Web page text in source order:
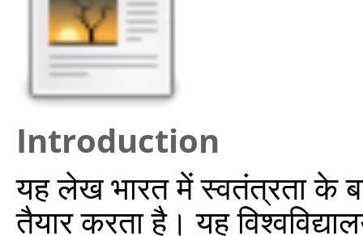
Introduction
यह लेख भारत में स्वतंत्रता के
तैयार करता है। यह